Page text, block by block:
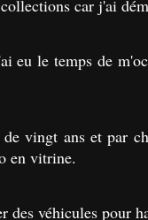
car j'ai
eu le temps de
vingt ans et par
en vitrine.
des véhicules pour